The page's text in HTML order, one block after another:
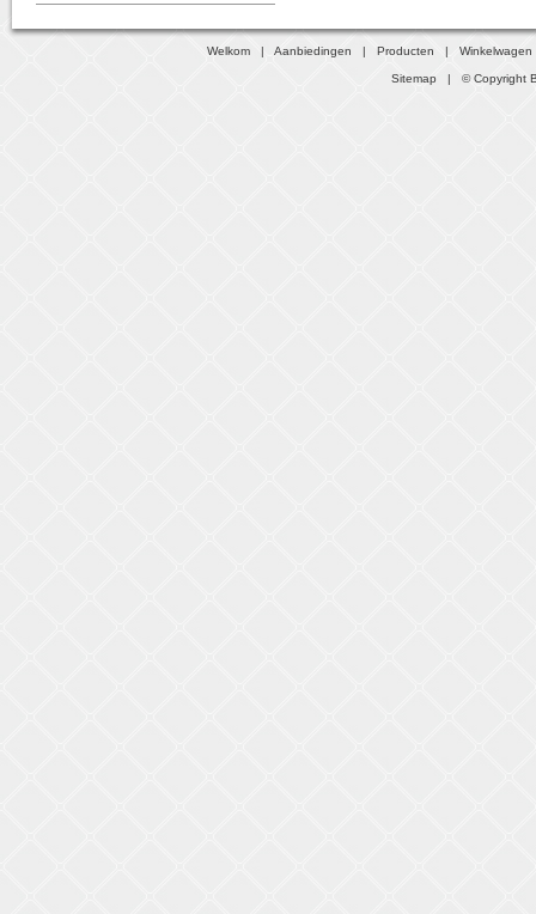
Welkom |Aanbiedingen |Producten |Winkelwagen
Sitemap | © Copyright